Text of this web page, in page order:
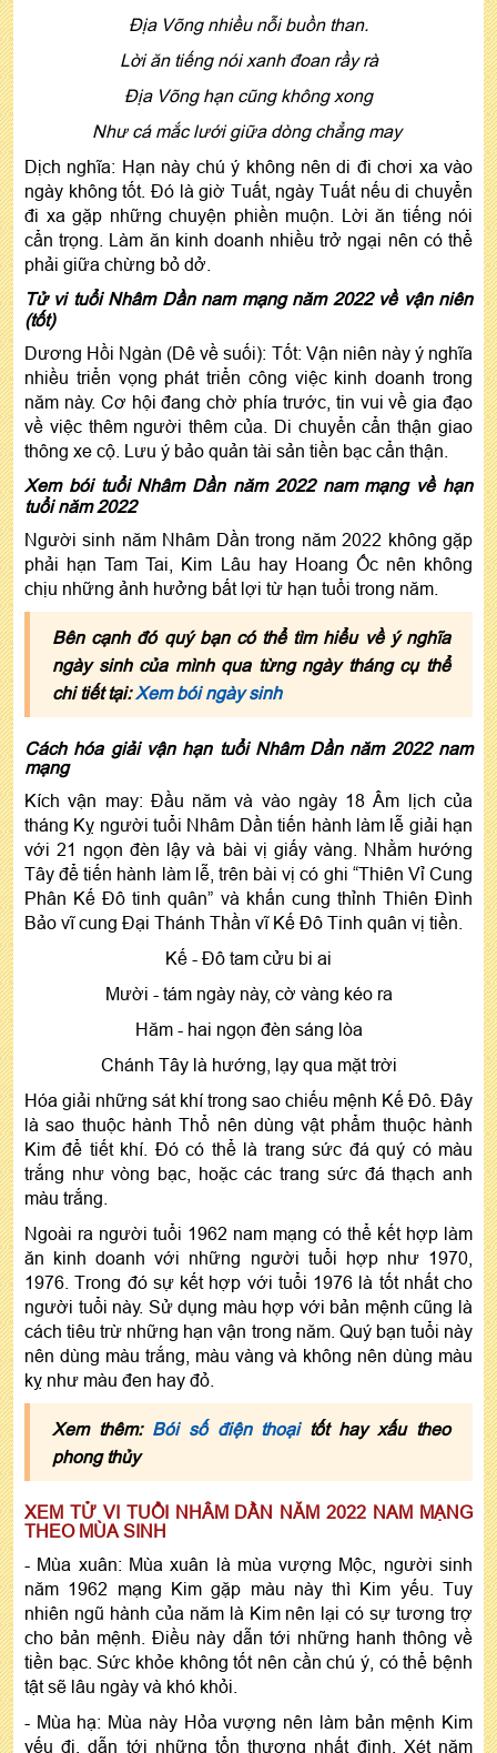
Địa Võng nhiều nỗi buồn than.
Lời ăn tiếng nói xanh đoan rầy rà
Ðịa Võng hạn cũng không xong
Như cá mắc lưới giữa dòng chẳng may
Dịch nghĩa: Hạn này chú ý không nên di đi chơi xa vào
ngày không tốt. Đó là giờ Tuất, ngày Tuất nếu di chuyển
đi xa gặp những chuyện phiền muộn. Lời ăn tiếng nói
cẩn trọng. Làm ăn kinh doanh nhiều trở ngại nên có thể
phải giữa chừng bỏ dở.
Tử vi tuổi Nhâm Dần nam mạng năm 2022 về vận niên
(tốt)
Dương Hồi Ngàn (Dê về suối): Tốt: Vận niên này ý nghĩa
nhiều triển vọng phát triển công việc kinh doanh trong
năm này. Cơ hội đang chờ phía trước, tin vui về gia đạo
về việc thêm người thêm của. Di chuyển cẩn thận giao
thông xe cộ. Lưu ý bảo quản tài sản tiền bạc cẩn thận.
Xem bói tuổi Nhâm Dần năm 2022 nam mạng về hạn
tuổi năm 2022
Người sinh năm Nhâm Dần trong năm 2022 không gặp
phải hạn Tam Tai, Kim Lâu hay Hoang Ốc nên không
chịu những ảnh hưởng bất lợi từ hạn tuổi trong năm.
Bên cạnh đó quý bạn có thể tìm hiểu về ý nghĩa
ngày sinh của mình qua từng ngày tháng cụ thể
chi tiết tại:Xem bói ngày sinh
Cách hóa giải vận hạn tuổi Nhâm Dần năm 2022 nam
mạng
Kích vận may: Đầu năm và vào ngày 18 Âm lịch của
tháng Kỵ người tuổi Nhâm Dần tiến hành làm lễ giải hạn
với 21 ngọn đèn lậy và bài vị giấy vàng. Nhằm hướng
Tây để tiến hành làm lễ, trên bài vị có ghi “Thiên Vỉ Cung
Phân Kế Đô tinh quân” và khấn cung thỉnh Thiên Đình
Bảo vĩ cung Đại Thánh Thần vĩ Kế Đô Tinh quân vị tiền.
Kế - Đô tam cửu bi ai
Mười - tám ngày này, cờ vàng kéo ra
Hăm - hai ngọn đèn sáng lòa
Chánh Tây là hướng, lạy qua mặt trời
Hóa giải những sát khí trong sao chiếu mệnh Kế Đô. Đây
là sao thuộc hành Thổ nên dùng vật phẩm thuộc hành
Kim để tiết khí. Đó có thể là trang sức đá quý có màu
trắng như vòng bạc, hoặc các trang sức đá thạch anh
màu trắng.
Ngoài ra người tuổi 1962 nam mạng có thể kết hợp làm
ăn kinh doanh với những người tuổi hợp như 1970,
1976. Trong đó sự kết hợp với tuổi 1976 là tốt nhất cho
người tuổi này. Sử dụng màu hợp với bản mệnh cũng là
cách tiêu trừ những hạn vận trong năm. Quý bạn tuổi này
nên dùng màu trắng, màu vàng và không nên dùng màu
kỵ như màu đen hay đỏ.
Xem thêm: Bói số điện thoạitốt hay xấu theo
phong thủy
XEM TỬ VI TUỔI NHÂM DẦN NĂM 2022 NAM MẠNG
THEO MÙA SINH
- Mùa xuân: Mùa xuân là mùa vượng Mộc, người sinh
năm 1962 mạng Kim gặp màu này thì Kim yếu. Tuy
nhiên ngũ hành của năm là Kim nên lại có sự tương trợ
cho bản mệnh. Điều này dẫn tới những hanh thông về
tiền bạc. Sức khỏe không tốt nên cần chú ý, có thể bệnh
tật sẽ lâu ngày và khó khỏi.
- Mùa hạ: Mùa này Hỏa vượng nên làm bản mệnh Kim
yếu đi, dẫn tới những tổn thương nhất định. Xét năm